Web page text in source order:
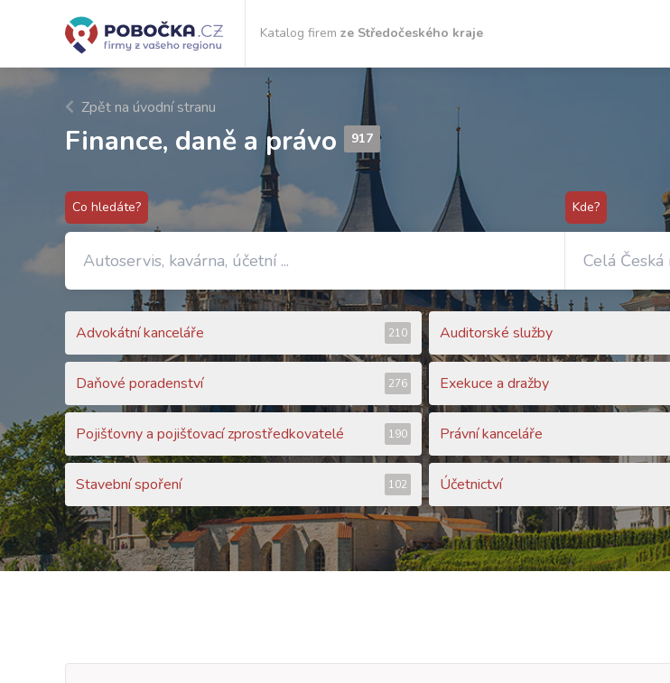
Katalog firem ze Středočeského kraje
Zpět na úvodní stranu
Finance, daně a právo 917
Co hledáte? Kde?
Advokátní kanceláře 210 Auditorské služby
Daňové poradenství 276 Exekuce a dražby
Pojišťovny a pojišťovací zprostředkovatelé 190 Právní kanceláře
Stavební spoření 102 Účetnictví